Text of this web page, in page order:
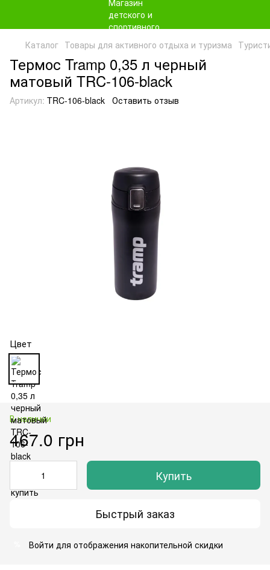
Каталог Товары для активного отдыха и туризма
Термос Tramp 0,35 л черный
матовый TRC-106-black
Артикул: TRC-106-black Оставить отзыв
Цвет
В наличии
467.0 грн
Купить
Быстрый заказ
Войти для отображения накопительной скидки